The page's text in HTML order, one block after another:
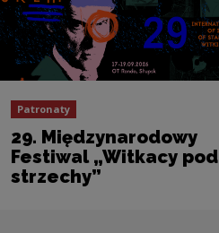
Patronaty
29. Międzynarodowy
Festiwal „Witkacy pod
strzechy”